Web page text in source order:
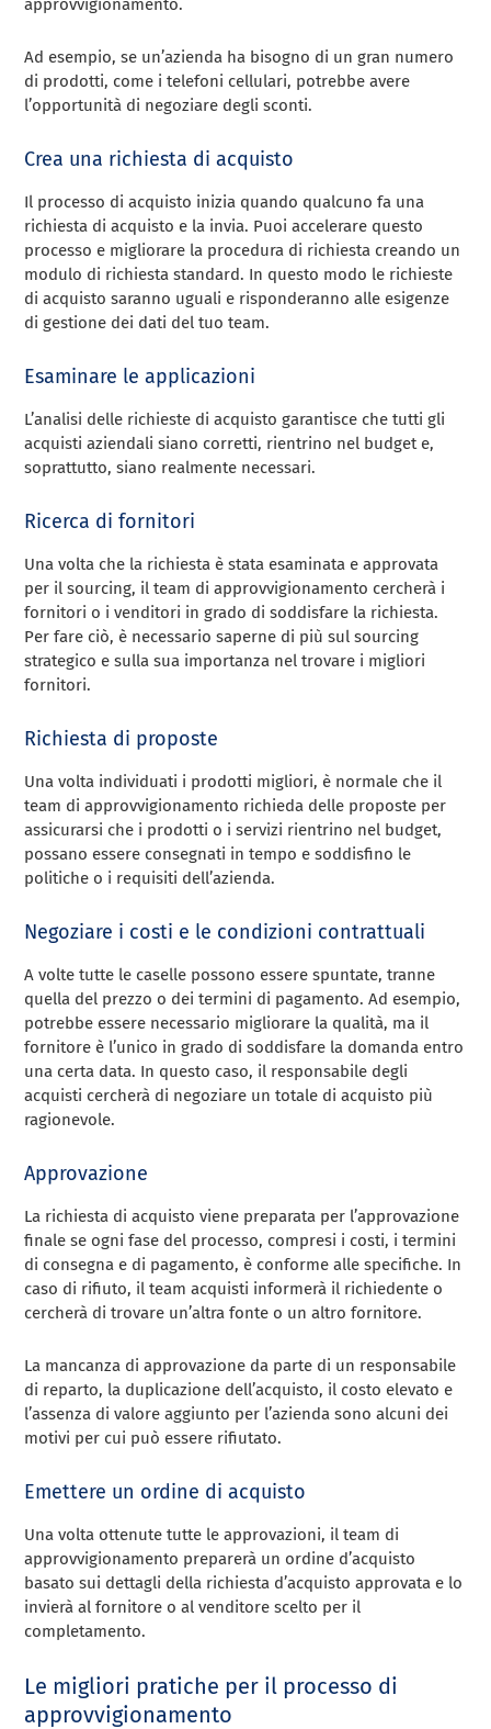
approvvigionamento.
Ad esempio, se un’azienda ha bisogno di un gran numero
di prodotti, come i telefoni cellulari, potrebbe avere
l’opportunità di negoziare degli sconti.
Crea una richiesta di acquisto
Il processo di acquisto inizia quando qualcuno fa una
richiesta di acquisto e la invia. Puoi accelerare questo
processo e migliorare la procedura di richiesta creando un
modulo di richiesta standard. In questo modo le richieste
di acquisto saranno uguali e risponderanno alle esigenze
di gestione dei dati del tuo team.
Esaminare le applicazioni
L’analisi delle richieste di acquisto garantisce che tutti gli
acquisti aziendali siano corretti, rientrino nel budget e,
soprattutto, siano realmente necessari.
Ricerca di fornitori
Una volta che la richiesta è stata esaminata e approvata
per il sourcing, il team di approvvigionamento cercherà i
fornitori o i venditori in grado di soddisfare la richiesta.
Per fare ciò, è necessario saperne di più sul sourcing
strategico e sulla sua importanza nel trovare i migliori
fornitori.
Richiesta di proposte
Una volta individuati i prodotti migliori, è normale che il
team di approvvigionamento richieda delle proposte per
assicurarsi che i prodotti o i servizi rientrino nel budget,
possano essere consegnati in tempo e soddisfino le
politiche o i requisiti dell’azienda.
Negoziare i costi e le condizioni contrattuali
A volte tutte le caselle possono essere spuntate, tranne
quella del prezzo o dei termini di pagamento. Ad esempio,
potrebbe essere necessario migliorare la qualità, ma il
fornitore è l’unico in grado di soddisfare la domanda entro
una certa data. In questo caso, il responsabile degli
acquisti cercherà di negoziare un totale di acquisto più
ragionevole.
Approvazione
La richiesta di acquisto viene preparata per l’approvazione
finale se ogni fase del processo, compresi i costi, i termini
di consegna e di pagamento, è conforme alle specifiche. In
caso di rifiuto, il team acquisti informerà il richiedente o
cercherà di trovare un’altra fonte o un altro fornitore.
La mancanza di approvazione da parte di un responsabile
di reparto, la duplicazione dell’acquisto, il costo elevato e
l’assenza di valore aggiunto per l’azienda sono alcuni dei
motivi per cui può essere rifiutato.
Emettere un ordine di acquisto
Una volta ottenute tutte le approvazioni, il team di
approvvigionamento preparerà un ordine d’acquisto
basato sui dettagli della richiesta d’acquisto approvata e lo
invierà al fornitore o al venditore scelto per il
completamento.
Le migliori pratiche per il processo di
approvvigionamento